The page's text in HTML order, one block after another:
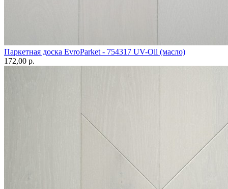
Паркетная доска EvroParket - 754317 UV-Oil (масло)
172,00 p.